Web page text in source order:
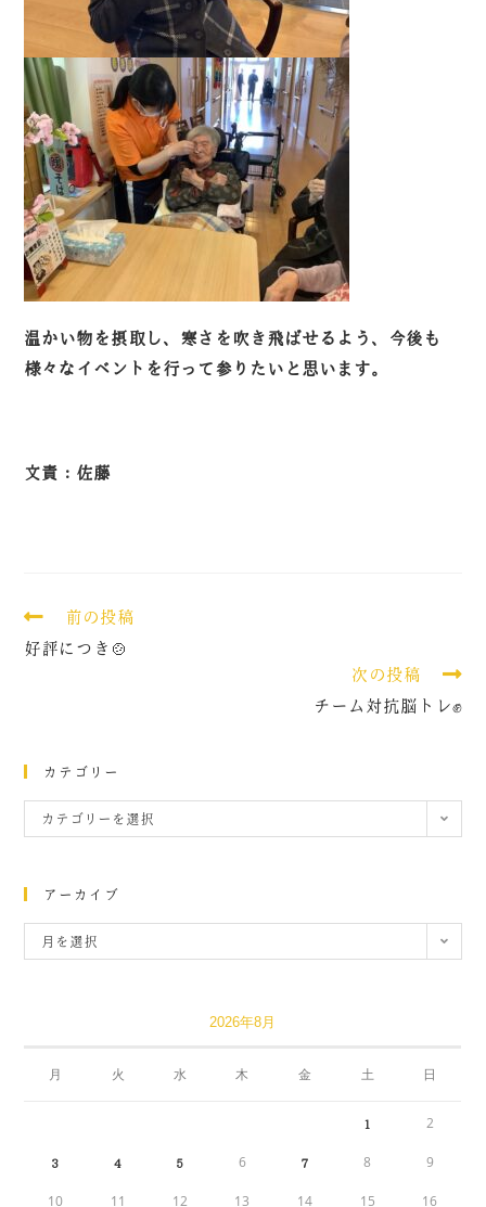
温かい物を摂取し、寒さを吹き飛ばせるよう、今後も
様々なイベントを行って参りたいと思います。
文責：佐藤
前の投稿
好評につき🍲
次の投稿
チーム対抗脳トレ✊
カテゴリー
カテゴリーを選択
アーカイブ
月を選択
2026年8月
月 火 水 木 金 土 日
1 2
3 4 5 6 7 8 9
10 11 12 13 14 15 16